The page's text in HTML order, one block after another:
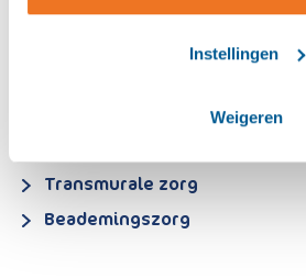
Instellingen
Weigeren
Slimme zorg in het
Transmurale zorg
Beademingszorg